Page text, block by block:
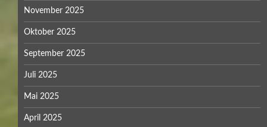
November 2025
Oktober 2025
September 2025
Juli 2025
Mai 2025
April 2025